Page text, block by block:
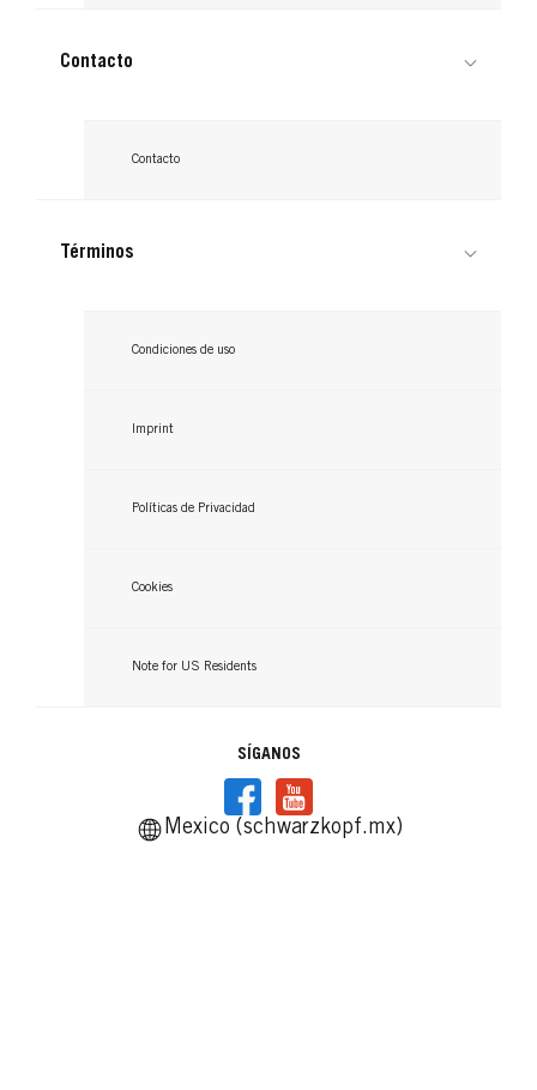
PALETTE RUBIO PERFECTO
Contacto
Contacto
Términos
Condiciones de uso
Imprint
Políticas de Privacidad
Cookies
Note for US Residents
SÍGANOS
Mexico (schwarzkopf.mx)